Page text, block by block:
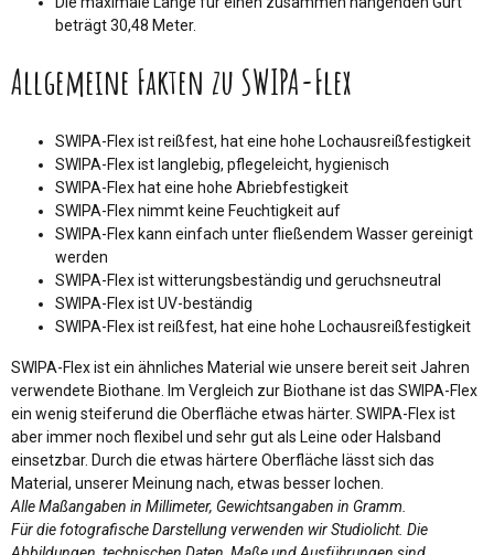
beträgt 30,48 Meter.
Allgemeine Fakten zu SWIPA-Flex
SWIPA-Flex ist reißfest, hat eine hohe Lochausreißfestigkeit
SWIPA-Flex ist langlebig, pflegeleicht, hygienisch
SWIPA-Flex hat eine hohe Abriebfestigkeit
SWIPA-Flex nimmt keine Feuchtigkeit auf
SWIPA-Flex kann einfach unter fließendem Wasser gereinigt
werden
SWIPA-Flex ist witterungsbeständig und geruchsneutral
SWIPA-Flex ist UV-beständig
SWIPA-Flex ist reißfest, hat eine hohe Lochausreißfestigkeit
SWIPA-Flex ist ein ähnliches Material wie unsere bereit seit Jahren
verwendete Biothane. Im Vergleich zur Biothane ist das SWIPA-Flex
ein wenig steiferund die Oberfläche etwas härter. SWIPA-Flex ist
aber immer noch flexibel und sehr gut als Leine oder Halsband
einsetzbar. Durch die etwas härtere Oberfläche lässt sich das
Material, unserer Meinung nach, etwas besser lochen.
Alle Maßangaben in Millimeter, Gewichtsangaben in Gramm.
Für die fotografische Darstellung verwenden wir Studiolicht. Die